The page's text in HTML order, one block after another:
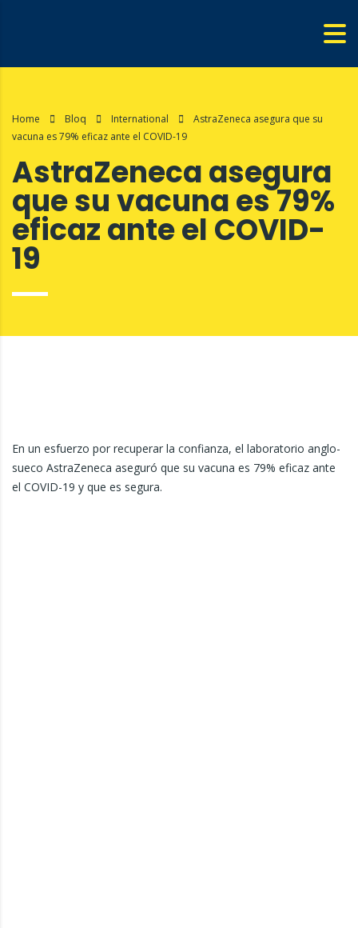
Home Bloq International
AstraZeneca asegura que su
vacuna es 79% eficaz ante el COVID-19
AstraZeneca asegura
que su vacuna es 79%
eficaz ante el COVID-
19
En un esfuerzo por recuperar la confianza, el laboratorio anglo-
sueco AstraZeneca aseguró que su vacuna es 79% eficaz ante
el COVID-19 y que es segura.